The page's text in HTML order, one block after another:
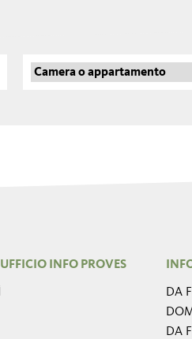
INFO PROVES
DA
DA